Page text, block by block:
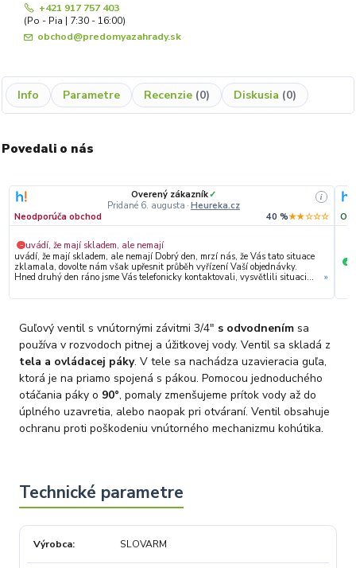
+421 917 757 403
(Po - Pia | 7:30 - 16:00)
obchod@predomyazahrady.sk
Info Parametre Recenzie 0 Diskusia 0
Povedali o nás
Overený zákazník✓
Pridané 6. augusta · Heureka.cz
i
Neodporúča obchod 40 %★★☆☆☆
− uvádí, že mají skladem, ale nemají
uvádí, že mají skladem, ale nemají Dobrý den, mrzí nás, že Vás tato situace
zklamala, dovolte nám však upřesnit průběh vyřízení Vaší objednávky.
Hned druhý den ráno jsme Vás telefonicky kontaktovali, vysvětlili situaci
přímo u dodavatele. Jelikož zboží nebylo k dispozici ani u něj, museli jsme
i přes naši okamžitou reakci, osobní telefonát a maximální snahu náš
obchod nedoporučujete. Věříme, že nám v budoucnu dáte příležitost
přesvědčit Vás o kvalitě našich služeb. Tým OZY.market
»
+
Guľový ventil s vnútornými závitmi 3/4" s odvodnenímsa
používa v rozvodoch pitnej a úžitkovej vody. Ventil sa skladá z
tela a ovládacej páky. V tele sa nachádza uzavieracia guľa,
ktorá je na priamo spojená s pákou. Pomocou jednoduchého
otáčania páky o 90°, pomaly zmenšujeme prítok vody až do
úplného uzavretia, alebo naopak pri otváraní. Ventil obsahuje
ochranu proti poškodeniu vnútorného mechanizmu kohútika.
Výrobca SLOVARM